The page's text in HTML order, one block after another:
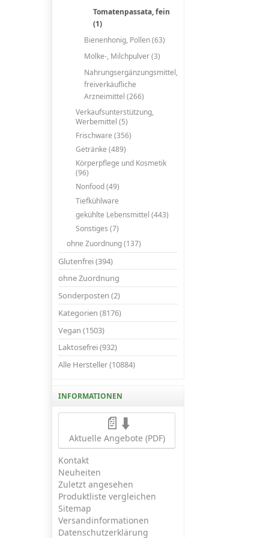
Tomatenpassata, fein
(1)
Bienenhonig, Pollen (63)
Molke-, Milchpulver (3)
Nahrungsergänzungsmittel,
freiverkäufliche
Arzneimittel (266)
Verkaufsunterstützung,
Werbemittel (5)
Frischware (356)
Getränke (489)
Körperpflege und Kosmetik
(96)
Nonfood (49)
Tiefkühlware
gekühlte Lebensmittel (443)
Sonstiges (7)
ohne Zuordnung (137)
Glutenfrei (394)
ohne Zuordnung
Sonderposten (2)
Kategorien (8176)
Vegan (1503)
Laktosefrei (932)
Alle Hersteller (10884)
INFORMATIONEN
📄⬇️
Aktuelle Angebote (PDF)
Kontakt
Neuheiten
Zuletzt angesehen
Produktliste vergleichen
Sitemap
Versandinformationen
Datenschutzerklärung